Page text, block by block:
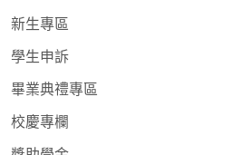
新生專區
學生申訴
畢業典禮專區
校慶專欄